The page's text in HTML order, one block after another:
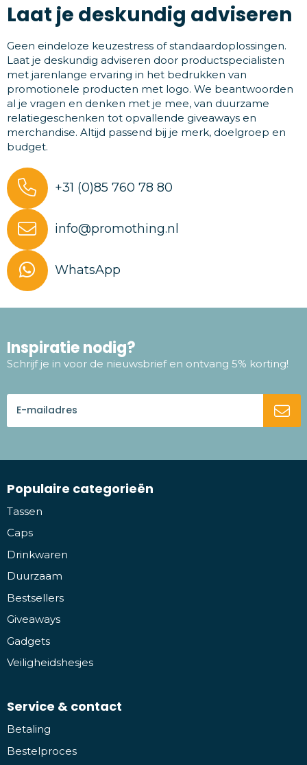
Laat je deskundig adviseren
Geen eindeloze keuzestress of standaardoplossingen.
Laat je deskundig adviseren door productspecialisten
met jarenlange ervaring in het bedrukken van
promotionele producten met logo. We beantwoorden
al je vragen en denken met je mee, van duurzame
relatiegeschenken tot opvallende giveaways en
merchandise. Altijd passend bij je merk, doelgroep en
budget.
+31 (0)85 760 78 80
info@promothing.nl
WhatsApp
Inspiratie nodig?
Schrijf je in voor de nieuwsbrief en ontvang 5% korting!
Populaire categorieën
Tassen
Caps
Drinkwaren
Duurzaam
Bestsellers
Giveaways
Gadgets
Veiligheidshesjes
Service & contact
Betaling
Bestelproces